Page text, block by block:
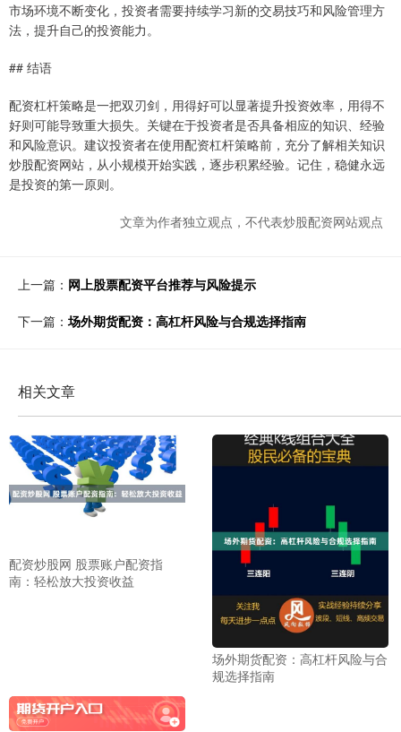
市场环境不断变化，投资者需要持续学习新的交易技巧和风险管理方
法，提升自己的投资能力。
## 结语
配资杠杆策略是一把双刃剑，用得好可以显著提升投资效率，用得不
好则可能导致重大损失。关键在于投资者是否具备相应的知识、经验
和风险意识。建议投资者在使用配资杠杆策略前，充分了解相关知识
炒股配资网站，从小规模开始实践，逐步积累经验。记住，稳健永远
是投资的第一原则。
文章为作者独立观点，不代表炒股配资网站观点
上一篇： 网上股票配资平台推荐与风险提示
下一篇：场外期货配资：高杠杆风险与合规选择指南
相关文章
配资炒股网 股票账户配资指
南：轻松放大投资收益
场外期货配资：高杠杆风险与合
规选择指南